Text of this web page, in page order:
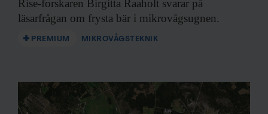
Rise-forskaren Birgitta Raaholt svarar på
läsarfrågan om frysta bär i mikrovågsugnen.
PREMIUM MIKROVÅGSTEKNIK